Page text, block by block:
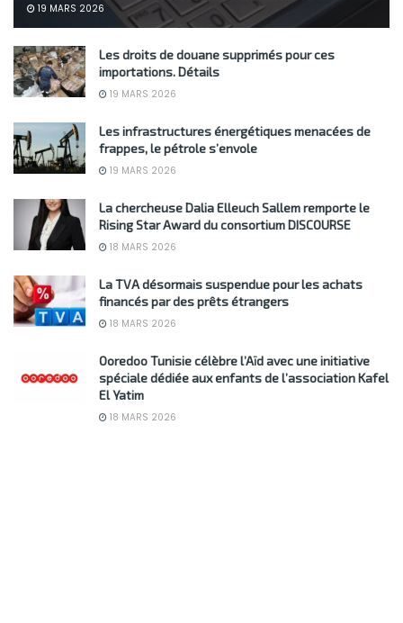
19 MARS 2026
Les droits de douane supprimés pour ces
importations. Détails
19 MARS 2026
Les infrastructures énergétiques menacées de
frappes, le pétrole s’envole
19 MARS 2026
La chercheuse Dalia Elleuch Sallem remporte le
Rising Star Award du consortium DISCOURSE
18 MARS 2026
La TVA désormais suspendue pour les achats
financés par des prêts étrangers
18 MARS 2026
Ooredoo Tunisie célèbre l’Aïd avec une initiative
spéciale dédiée aux enfants de l’association Kafel
El Yatim
18 MARS 2026